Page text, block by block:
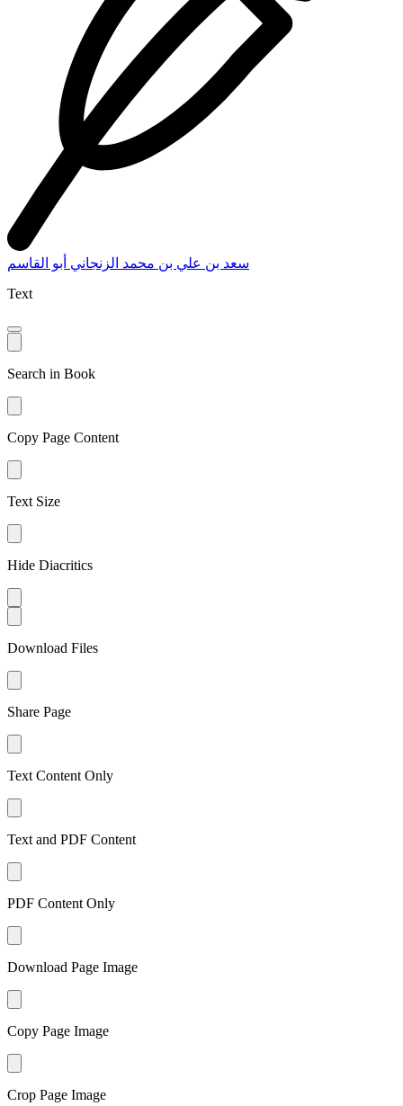
سعد بن علي بن محمد الزنجاني أبو القاسم
Text
Search in Book
Copy Page Content
Text Size
Hide Diacritics
Download Files
Share Page
Text Content Only
Text and PDF Content
PDF Content Only
Download Page Image
Copy Page Image
Crop Page Image